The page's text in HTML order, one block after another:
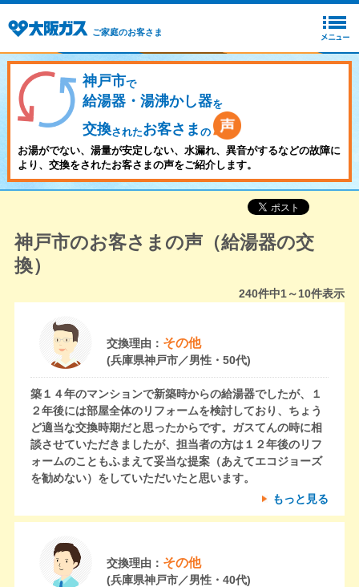
ご家庭のお客さま
神戸市で
給湯器・湯沸かし器を
交換されたお客さま の
お湯がでない、湯量が安定しない、水漏れ、異音がするなどの故障に
より、交換をされたお客さまの声をご紹介します。
神戸市のお客さまの声（給湯器の交
換）
240件中1～10件表示
交換理由： その他
(兵庫県神戸市／男性・50代)
築１４年のマンションで新築時からの給湯器でしたが、１
２年後には部屋全体のリフォームを検討しており、ちょう
ど適当な交換時期だと思ったからです。ガスてんの時に相
談させていただきましたが、担当者の方は１２年後のリフ
ォームのこともふまえて妥当な提案（あえてエコジョーズ
を勧めない）をしていただいたと思います。
もっと見る
交換理由： その他
(兵庫県神戸市／男性・40代)